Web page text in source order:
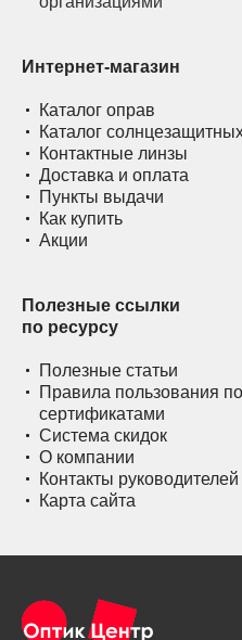
Интернет-магазин
Каталог оправ
Каталог
Контактные линзы
Доставка и оплата
Пункты выдачи
Как купить
Акции
Полезные ссылки
по ресурсу
Полезные статьи
Правила пользования
сертификатами
Система скидок
О компании
Контакты руководителей
Карта сайта